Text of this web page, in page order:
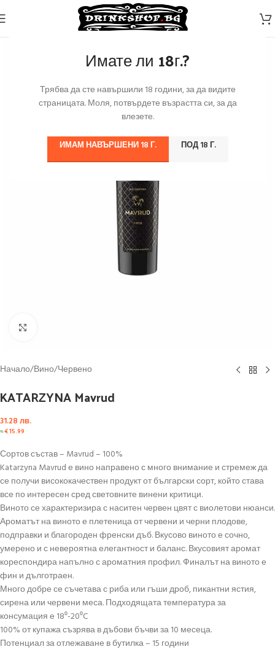
Имате ли 18г.?
Трябва да сте навършили 18 години, за да видите
страницата. Моля, потвърдете възрастта си, за да
влезете.
ИМАМ НАВЪРШЕНИ 18 Г. ПОД 18 Г.
Начало/Вино/Червено
KATARZYNA Mavrud
31.28 лв.
≈€15.99
Сортов състав – Mavrud – 100%
Katarzyna Mavrud е вино направено с много внимание и стремеж да
се получи висококачествен продукт от български сорт, който става
все по интересен сред световните винени критици.
Виното се характеризира с наситен червен цвят с виолетови нюанси.
Ароматът на виното е плетеница от червени и черни плодове,
подправки и благороден френски дъб. Вкусово виното е сочно,
умерено и с невероятна елегантност и баланс. Вкусовият аромат
кореспондира напълно с ароматния профил. Финалът на виното е
фин и дълготраен.
Много добре се съчетава с риба или гъши дроб, пикантни ястия,
сирена или червени меса. Подходящата температура за
консумация е 18⁰-20⁰C
100% от купажа съзрява в дъбови бъчви за 10 месеца.
Потенциал за отлежаване в бутилка – 15 години